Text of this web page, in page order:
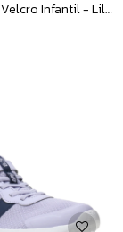
Infantil - Lila